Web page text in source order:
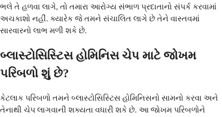
ભલે તે હળવા લાગે, તો તમારા આરોગ્ય સંભાળ પ્રદાતાનો સંપર્ક કરવામાં
અચકાશો નહીં. ક્યારેક જે તમને સંચાલિત લાગે છે તેને વાસ્તવમાં
સારવારનો લાભ મળી શકે છે.
બ્લાસ્ટોસિસ્ટિસ હોમિનિસ ચેપ માટે જોખમ
પરિબળો શું છે?
કેટલાક પરિબળો તમને બ્લાસ્ટોસિસ્ટિસ હોમિનિસનો સામનો કરવા અને
તેનાથી ચેપ લાગવાની શક્યતા વધારી શકે છે. આ જોખમ પરિબળોને